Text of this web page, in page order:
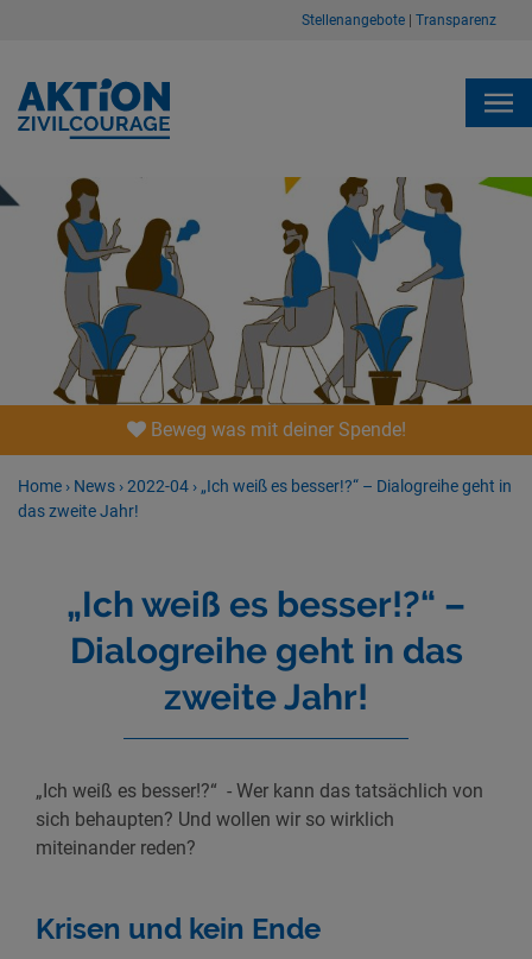
Stellenangebote Transparenz
Beweg was mit deiner Spende!
Home › News ›2022-04 › „Ich weiß es besser!?“ – Dialogreihe geht in
das zweite Jahr!
„Ich weiß es besser!?“ –
Dialogreihe geht in das
zweite Jahr!
„Ich weiß es besser!?“ - Wer kann das tatsächlich von
sich behaupten? Und wollen wir so wirklich
miteinander reden?
Krisen und kein Ende